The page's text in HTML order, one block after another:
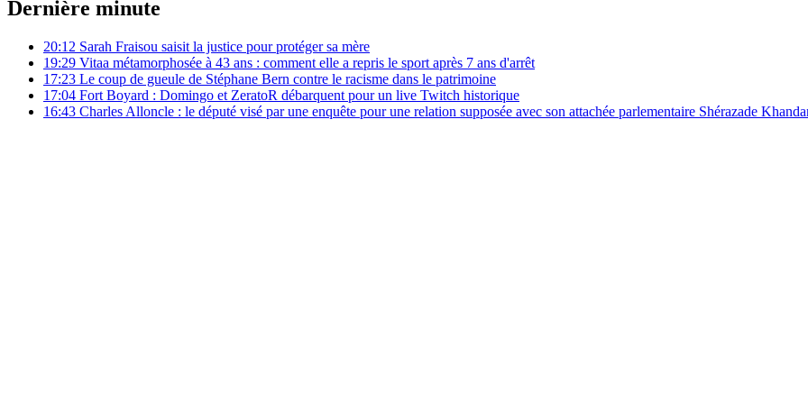
Dernière minute
20:12 Sarah Fraisou saisit la justice pour protéger sa mère
19:29 Vitaa métamorphosée à 43 ans : comment elle a repris le sport après 7 ans d'arrêt
17:23 Le coup de gueule de Stéphane Bern contre le racisme dans le patrimoine
17:04 Fort Boyard : Domingo et ZeratoR débarquent pour un live Twitch historique
16:43 Charles Alloncle : le député visé par une enquête pour une relation supposée avec son attachée parlementaire Shérazade